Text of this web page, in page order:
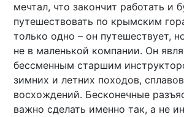
мечтал, что закончит работать и
путешествовать по крымским
только одно – он путешествует,
не в маленькой компании. Он
бессменным старшим
зимних и летних походов,
восхождений. Бесконечные
важно сделать именно так, а не